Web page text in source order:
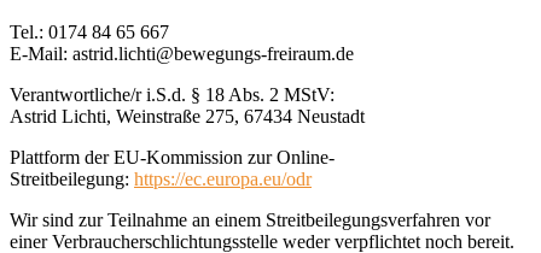
Tel.: 0174 84 65 667
E-Mail: astrid.lichti@bewegungs-freiraum.de
Verantwortliche/r i.S.d. § 18 Abs. 2 MStV:
Astrid Lichti, Weinstraße 275, 67434 Neustadt
Plattform der EU-Kommission zur Online-
Streitbeilegung: https://ec.europa.eu/odr
Wir sind zur Teilnahme an einem Streitbeilegungsverfahren vor
einer Verbraucherschlichtungsstelle weder verpflichtet noch bereit.